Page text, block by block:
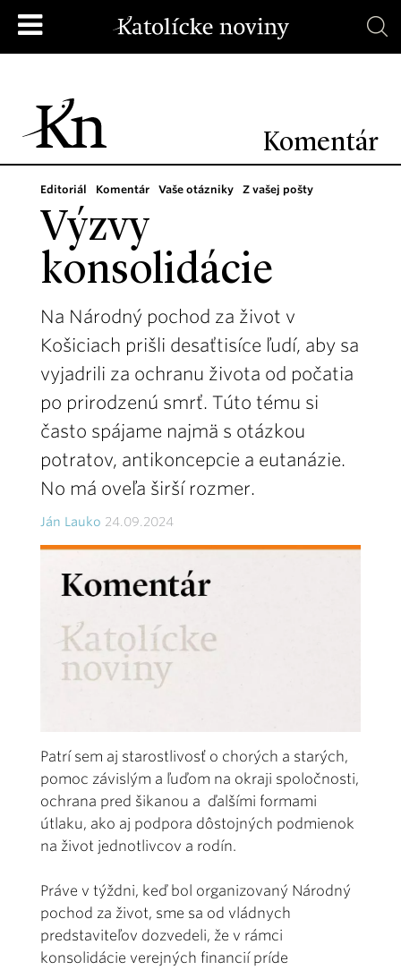
Komentár
Editoriál Komentár Vaše otázniky Z vašej pošty
Výzvy
konsolidácie
Na Národný pochod za život v
Košiciach prišli desaťtisíce ľudí, aby sa
vyjadrili za ochranu života od počatia
po prirodzenú smrť. Túto tému si
často spájame najmä s otázkou
potratov, antikoncepcie a eutanázie.
No má oveľa širší rozmer.
Ján Lauko 24.09.2024
Patrí sem aj starostlivosť o chorých a starých,
pomoc závislým a ľuďom na okraji spoločnosti,
ochrana pred šikanou a ďalšími formami
útlaku, ako aj podpora dôstojných podmienok
na život jednotlivcov a rodín.
Práve v týždni, keď bol organizovaný Národný
pochod za život, sme sa od vládnych
predstaviteľov dozvedeli, že v rámci
konsolidácie verejných financií príde